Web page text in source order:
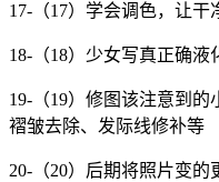
17-（17）学会调色，让
18-（18）少女写真正确液
19-（19）修图该注意到
褶皱去除、发际线修补等
20-（20）后期将照片变的